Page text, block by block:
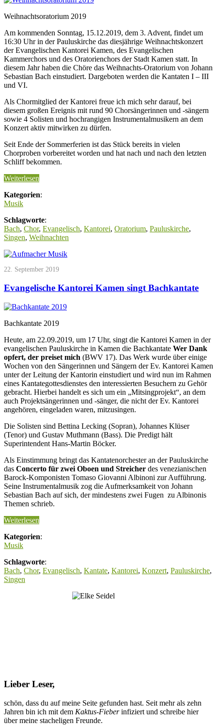
Weihnachtsoratorium 2019
Am kommenden Sonntag, 15.12.2019, dem 3. Advent, findet um
16:30 Uhr in der Pauluskirche das diesjährige Weihnachtskonzert
der Evangelischen Kantorei Kamen, des Evangelischen
Kammerchors und des Oratorienchors der Stadt Kamen statt. In
diesem Jahr haben die Chöre das Weihnachts-Oratorium von Johann
Sebastian Bach einstudiert. Dargeboten werden die Kantaten I – III
und VI.
Als Chormitglied der Kantorei freue ich mich sehr darauf, bei
diesem großen Ereignis mit rund 90 Chorsängerinnen und -sängern
sowie 4 Solisten und hochrangigen Instrumentalmusikern an dem
Konzert aktiv mitwirken zu dürfen.
Seit Ende der Sommerferien ist das Stück bereits in vielen
Chorproben vorbereitet worden und hat nach und nach den letzten
Schliff bekommen.
Weiterlesen
Kategorien:
Musik
Schlagworte:
Bach, Chor, Evangelisch, Kantorei, Oratorium, Pauluskirche,
Singen, Weihnachten
22. September 2019
Evangelische Kantorei Kamen singt Bachkantate
Bachkantate 2019
Heute, am 22.09.2019, um 17 Uhr, singt die Kantorei Kamen in der
evangelischen Pauluskirche in Kamen die Bachkantate Wer Dank
opfert, der preiset mich (BWV 17). Das Werk wurde über einige
Wochen von den Sängerinnen und Sängern der Ev. Kantorei Kamen
unter der Leitung der Kantorin einstudiert und wird nun im Rahmen
eines Kantategottesdienstes den interessierten Besuchern zu Gehör
gebracht. Hierbei handelt es sich um ein „Mitsingprojekt“, an dem
auch Projektsängerinnen und -sänger, die nicht der Ev. Kantorei
angehören, eingeladen waren, mitzusingen.
Die Solisten sind Bettina Lecking (Sopran), Johannes Klüser
(Tenor) und Gustav Muthmann (Bass). Die Predigt hält
Superintendent Hans-Martin Böcker.
Als Einstimmung bringt das Kantatenorchester an der Pauluskirche
das Concerto für zwei Oboen und Streicher des venezianischen
Barock-Komponisten Tomaso Giovanni Albinoni zur Aufführung.
Seine Instrumentalmusik zog die Aufmerksamkeit von Johann
Sebastian Bach auf sich, der mindestens zwei Fugen zu Albinonis
Themen schrieb.
Weiterlesen
Kategorien:
Musik
Schlagworte:
Bach, Chor, Evangelisch, Kantate, Kantorei, Konzert, Pauluskirche,
Singen
Lieber Leser,
schön, dass du auf meine Seite gefunden hast. Seit mehr als zehn
Jahren bin ich mit dem Kaktus-Fieberinfiziert und schreibe hier
über meine stacheligen Freunde.